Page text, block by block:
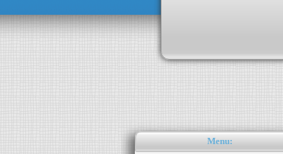
atakuje nastolatków. Zdarza się
apteczne w postaci płynów nie radzą
Menu: